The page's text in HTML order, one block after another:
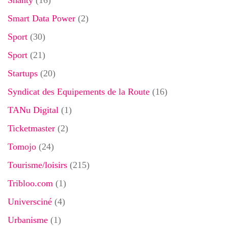
Smart Data Power (2)
Sport (30)
Sport (21)
Startups (20)
Syndicat des Equipements de la Route (16)
TANu Digital (1)
Ticketmaster (2)
Tomojo (24)
Tourisme/loisirs (215)
Tribloo.com (1)
Universciné (4)
Urbanisme (1)